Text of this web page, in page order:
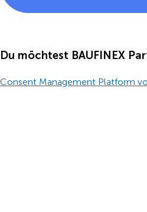
Du möchtest BAUFINEX
Consent Management Platform